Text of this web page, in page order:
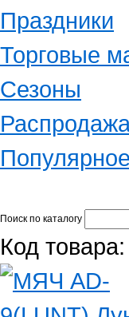
Праздники
Торговые
Сезоны
Популярное
Поиск по каталогу
Код